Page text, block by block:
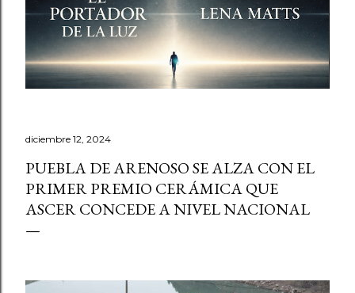
diciembre 12, 2024
PUEBLA DE ARENOSO SE ALZA CON EL
PRIMER PREMIO CERÁMICA QUE
ASCER CONCEDE A NIVEL NACIONAL